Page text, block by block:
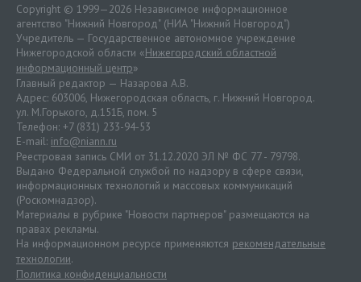
Copyright © 1999—2026 Независимое информационное
агентство "Нижний Новгород" (НИА "Нижний Новгород")
Учредитель — Государственное автономное учреждение
Нижегородской области «Нижегородский областной
информационный центр»
Главный редактор — Назарова А.В.
Адрес: 603006, Нижегородская область, г. Нижний Новгород.
ул. М.Горького, д.151Б, пом. 5
Телефон: +7 (831) 233-94-53
E-mail: info@niann.ru
Реестровая запись СМИ от 31.12.2020 ЭЛ № ФС 77 - 79798.
Выдано Федеральной службой по надзору в сфере связи,
информационных технологий и массовых коммуникаций
(Роскомнадзор).
Материалы в рубрике "Новости партнеров" размещаются на
правах рекламы.
На информационном ресурсе применяются рекомендательные
технологии.
Политика конфиденциальности